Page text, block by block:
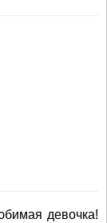
девочка!